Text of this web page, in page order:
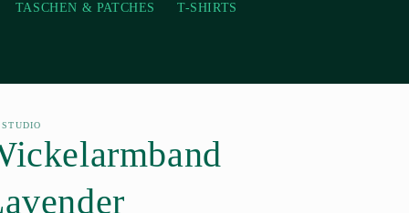
TASCHEN & PATCHES T-SHIRTS